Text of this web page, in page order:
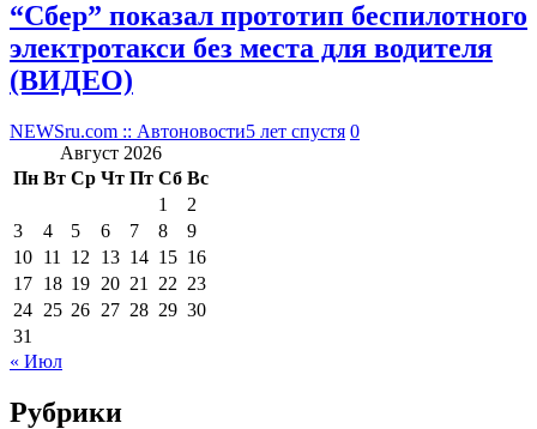
“Сбер” показал прототип беспилотного
электротакси без места для водителя
(ВИДЕО)
NEWSru.com :: Автоновости5 лет спустя 0
Август 2026
Пн Вт Ср Чт Пт Сб Вс
1
2
3
4 5 6 7 8
9
10 11 12 13 14 15 16
17 18 19 20 21 22 23
24 25 26 27 28 29 30
31
« Июл
Рубрики